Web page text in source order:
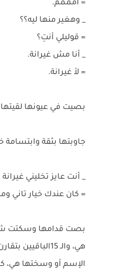
= امممم.
_ وهغير منها ليه؟؟
= قوليلي أنتِ؟
_ أنا مش غيرانة.
= لأ غيرانة.
بصيت في عيونها لقيتها
جاوبتها بثقة وابتسامة
_ أنت عايز تخليني غيرانة
= كان عندك خيار تاني
هي، والـ
الإسم أو وسختها هي،